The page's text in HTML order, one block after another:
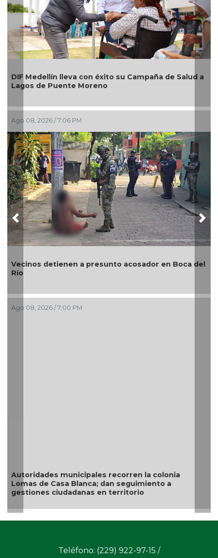
de Salud a
en Boca del
colonia
a
nuevos módulos comerciales para
imagen de las playas e impulsar la
Previous
Teléfono: (229) 922-97-15 /